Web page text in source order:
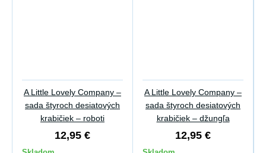
A Little Lovely Company –
sada štyroch desiatových
krabičiek – roboti
12,95 €
A Little Lovely Company –
sada štyroch desiatových
krabičiek – džungľa
12,95 €